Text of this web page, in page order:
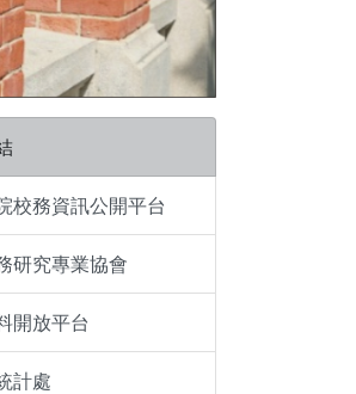
校務資訊公開平台
研究專業協會
開放平台
計處